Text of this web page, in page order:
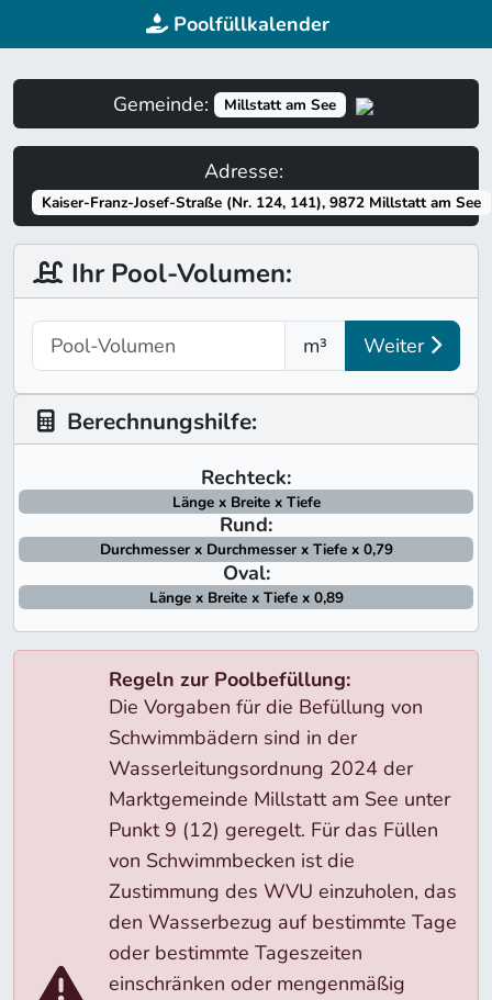
Poolfüllkalender
Gemeinde: Millstatt am See
Adresse:
Kaiser-Franz-Josef-Straße (Nr. 124, 141), 9872 Millstatt am See
Ihr Pool-Volumen:
m³ Weiter
Berechnungshilfe:
Rechteck:
Länge x Breite x Tiefe
Rund:
Durchmesser x Durchmesser x Tiefe x 0,79
Oval:
Länge x Breite x Tiefe x 0,89
Regeln zur Poolbefüllung:
Die Vorgaben für die Befüllung von
Schwimmbädern sind in der
Wasserleitungsordnung 2024 der
Marktgemeinde Millstatt am See unter
Punkt 9 (12) geregelt. Für das Füllen
von Schwimmbecken ist die
Zustimmung des WVU einzuholen, das
den Wasserbezug auf bestimmte Tage
oder bestimmte Tageszeiten
einschränken oder mengenmäßig